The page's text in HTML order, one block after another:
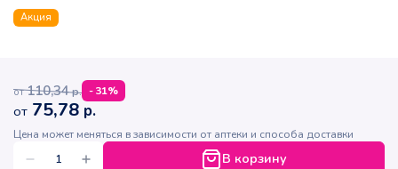
Акция
от 110,34р. -31%
от 75,78 р.
Цена может меняться в зависимости от аптеки и способа доставки
В корзину